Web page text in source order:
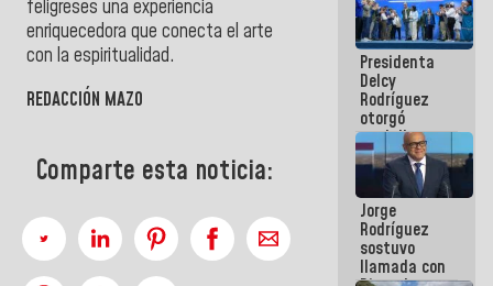
feligreses una experiencia
enriquecedora que conecta el arte
con la espiritualidad.
REDACCIÓN MAZO
Comparte esta noticia:
Mayor
Eléctrico
para
abordar
planes de
acción
Presidenta
Delcy
Rodríguez
otorgó
medalla
"Héroe de
Venezuela"
a servidores
públicos
Jorge
Rodríguez
sostuvo
llamada con